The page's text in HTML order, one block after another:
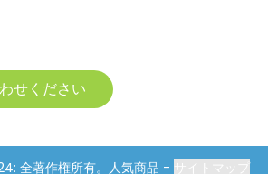
せください
全著作権所有。人気商品 - サイトマップ